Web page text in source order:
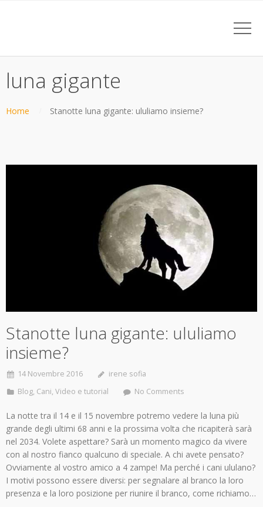
luna gigante
Home Stanotte luna gigante: ululiamo insieme?
Stanotte luna gigante: ululiamo
insieme?
14 Novembre 2016
irene sofia
Blog, Cani, Video e tutorial No Comments
La notte tra il 14 e il 15 novembre potremo vedere la luna più
grande degli ultimi 68 anni e la prossima volta che ricapiterà sarà
nel 2034. Volete aspettare? Sarà un momento magico da vivere
con al nostro fianco qualcuno di speciale. A chi avete pensato?
Ovviamente al vostro amico a 4 zampe! Ma perché i cani ululano?
I motivi possono essere diversi: per segnalare al branco la loro
presenza e la loro posizione per riunire il branco, come richiamo…